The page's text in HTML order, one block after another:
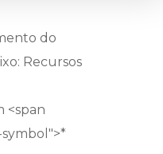
do
Recursos
<span